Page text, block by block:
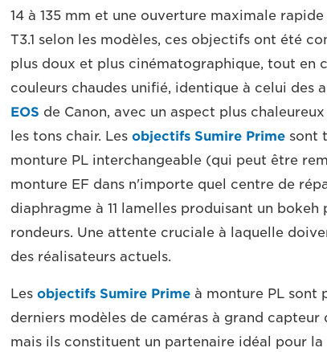
14 à 135 mm et une ouverture maximale
T3.1 selon les modèles, ces objectifs ont été
plus doux et plus cinématographique, tout en
couleurs chaudes unifié, identique à celui des
EOS de Canon, avec un aspect plus
les tons chair. Les objectifs Sumire Primesont
monture PL interchangeable (qui peut être
monture EF dans n'importe quel centre de
diaphragme à 11 lamelles produisant un bokeh
rondeurs. Une attente cruciale à laquelle
des réalisateurs actuels.
Les objectifs Sumire Primeà monture PL sont
derniers modèles de caméras à grand
mais ils constituent un partenaire idéal pour la